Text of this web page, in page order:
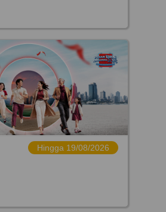
Hingga 19/08/2026